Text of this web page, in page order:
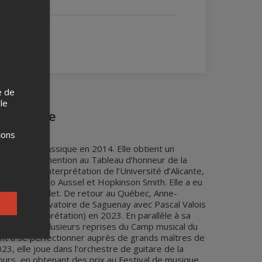
guitare
guitare classique en 2014. Elle obtient un
avec mention au Tableau d’honneur de la
en interprétation de l’Université d’Alicante,
Roberto Aussel et Hopkinson Smith. Elle a eu
del Portalet. De retour au Québec, Anne-
Conservatoire de Saguenay avec Pascal Valois
(Interprétation) en 2023. En parallèle à sa
à plusieurs reprises du Camp musical du
à se perfectionner auprès de grands maîtres de
elle joue dans l’orchestre de guitare de la
en obtenant des prix au Festival de musique
de